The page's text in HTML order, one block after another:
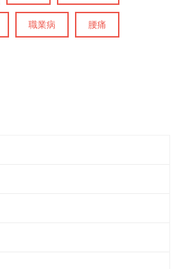
職業病 腰痛